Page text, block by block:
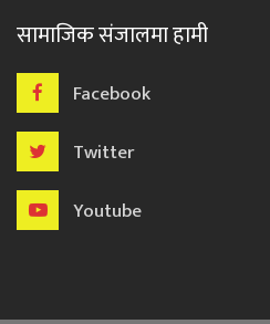
सामाजिक संजालमा हामी
Facebook
Twitter
Youtube